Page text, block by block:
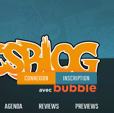
CONNEXION INSCRIPTION
AGENDA REVIEWS PREVIEWS